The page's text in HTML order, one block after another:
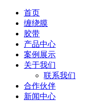
首页
缠绕膜
胶带
产品中心
案例展示
关于我们
联系我们
合作伙伴
新闻中心